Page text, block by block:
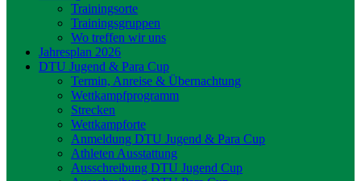
Trainingsorte
Trainingsgruppen
Wo treffen wir uns
Jahresplan 2026
DTU Jugend & Para Cup
Termin, Anreise & Übernachtung
Wettkampfprogramm
Strecken
Wettkampforte
Anmeldung DTU Jugend & Para Cup
Athleten Ausstattung
Ausschreibung DTU Jugend Cup